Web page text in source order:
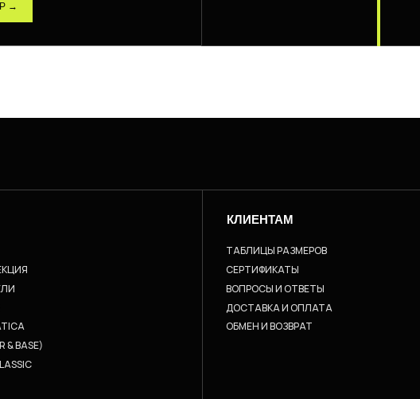
→
& BASE)
КЛИЕНТАМ
СЕРТИФИКАТЫ
ТАБЛИЦЫ РАЗМЕРОВ
ОБМЕН И ВОЗВРАТ
ДОСТАВКА И ОПЛАТА
ВОПРОСЫ И ОТВЕТЫ